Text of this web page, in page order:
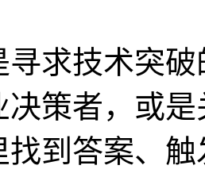
技术突破
决策者，或
找到答案、